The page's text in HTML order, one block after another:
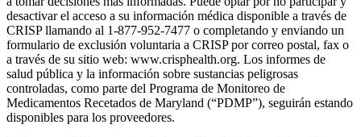
desactivar el acceso a su información médica disponible a través de
CRISP llamando al 1-877-952-7477 o completando y enviando un
formulario de exclusión voluntaria a CRISP por correo postal, fax o
a través de su sitio web: www.crisphealth.org. Los informes de
salud pública y la información sobre sustancias peligrosas
controladas, como parte del Programa de Monitoreo de
Medicamentos Recetados de Maryland (“PDMP”), seguirán estando
disponibles para los proveedores.